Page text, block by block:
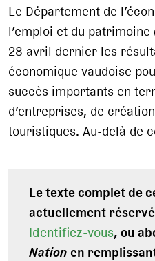
Le Département de
l’emploi et du
28 avril dernier les
économique vaudoise
succès importants en
d’entreprises, de
touristiques. Au-delà de
Le texte complet de
actuellement
Identifiez-vous, ou
Nationen